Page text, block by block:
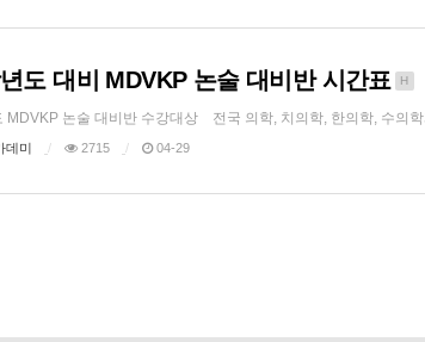
도 대비 MDVKP 논술 대비반 시간표 H
MDVKP 논술 대비반 수강대상 전국 의학, 치의학, 한의학, 수의
데미 2715 04-29